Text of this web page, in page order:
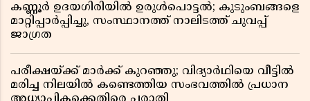
കണ്ണൂർ ഉദയഗിരിയിൽ ഉരുൾപൊട്ടൽ; കുടുംബങ്ങളെ
മാറ്റിപ്പാർപ്പിച്ചു, സംസ്ഥാനത്ത് നാലിടത്ത് ചുവപ്പ്
ജാഗ്രത
പരീക്ഷയ്ക്ക് മാർക്ക് കുറഞ്ഞു; വിദ്യാർഥിയെ വീട്ടിൽ
മരിച്ച നിലയിൽ കണ്ടെത്തിയ സംഭവത്തിൽ പ്രധാന